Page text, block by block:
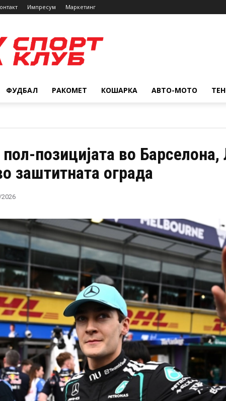
Импресум Маркетинг
ФУДБАЛ РАКОМЕТ КОШАРКА АВТО-МОТО
позицијата во Барселона,
заштитната ограда